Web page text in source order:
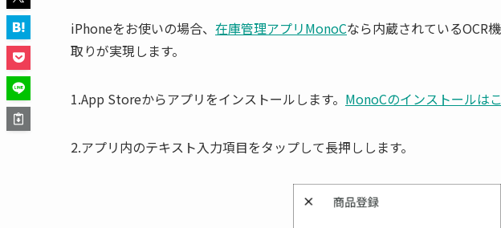
iPhoneをお使いの場合、 在庫管理アプリMonoCなら内蔵されているOCR
取りが実現します。
1.App Storeからアプリをインストールします。 MonoCのインストールは
2.アプリ内のテキスト入力項目をタップして長押しします。